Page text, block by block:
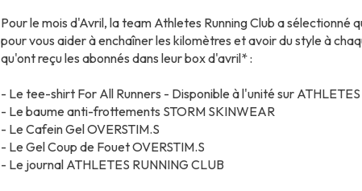
Pour le mois d'Avril, la team Athletes Running Club a sélectionné
pour vous aider à enchaîner les kilomètres et avoir du style à
qu'ont reçu les abonnés dans leur box d'avril* :
- Le tee-shirt For All Runners - Disponible à l'unité sur
- Le baume anti-frottements STORM SKINWEAR
- Le Cafein GelOVERSTIM.S
- Le Gel Coup de FouetOVERSTIM.S
- Le journal ATHLETES RUNNING CLUB